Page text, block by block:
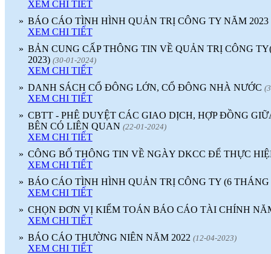
XEM CHI TIẾT
» BÁO CÁO TÌNH HÌNH QUẢN TRỊ CÔNG TY NĂM 2023
XEM CHI TIẾT
» BẢN CUNG CẤP THÔNG TIN VỀ QUẢN TRỊ CÔNG
2023) (30-01-2024)
XEM CHI TIẾT
» DANH SÁCH CỔ ĐÔNG LỚN, CỔ ĐÔNG NHÀ NƯỚC
XEM CHI TIẾT
» CBTT - PHÊ DUYỆT CÁC GIAO DỊCH, HỢP ĐỒNG
BÊN CÓ LIÊN QUAN (22-01-2024)
XEM CHI TIẾT
» CÔNG BỐ THÔNG TIN VỀ NGÀY DKCC ĐỂ THỰC
XEM CHI TIẾT
» BÁO CÁO TÌNH HÌNH QUẢN TRỊ CÔNG TY (6 THÁNG
XEM CHI TIẾT
» CHỌN ĐƠN VỊ KIỂM TOÁN BÁO CÁO TÀI CHÍNH
XEM CHI TIẾT
» BÁO CÁO THƯỜNG NIÊN NĂM 2022 (12-04-2023)
XEM CHI TIẾT